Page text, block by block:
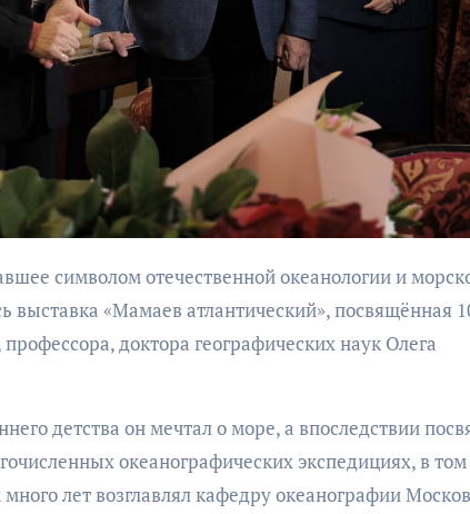
выставка «Мамаев атлантический», посвящённая
доктора географических наук Олега
детства он мечтал о море, а впоследствии
океанографических экспедициях, в том
лет возглавлял кафедру океанографии
КУЛЬТУРА
Патрушев
в
фестиваля
море»
АФИША
КУЛЬТУРА
ОБЩЕСТВО
Организаторы
фестиваля
«Открытое
проведения!